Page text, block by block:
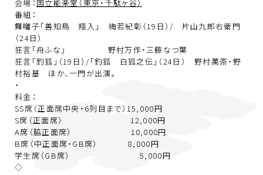
会場： 国立能楽堂（東京・千駄ヶ谷）
番組：
舞囃子「善知鳥 翔入」 梅若紀彰（19日）/ 片山九郎右衛門
（24日）
狂言「舟ふな」 野村万作・三藤なつ葉
狂言「釣狐」（19日）/「釣狐 白狐之伝」（24日） 野村萬斎・野
村裕基 ほか、一門が出演。
・
料金：
SS席（正面席中央・6列目まで）15,000円
S席（正面席） 12,000円
A席（脇正面席） 10,000円
B席（中正面席・GB席） 8,000円
学生席（GB席） 5,000円
◇